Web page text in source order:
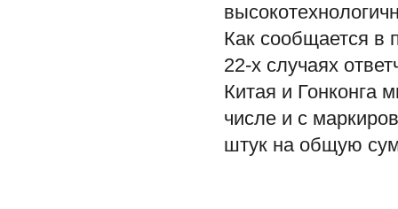
Как сообщается в
22-х случаях
Китая и Гонконга
числе и с
штук на общую